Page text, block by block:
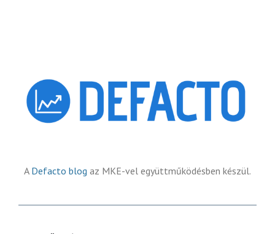
A Defacto blog az MKE-vel együttműködésben készül.